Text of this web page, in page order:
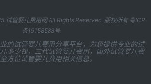
试管婴儿费用网All Rights Reserved. 版权所有 粤ICP
备19158588号
的试管婴儿费用分享平台，为您提供专业的试
多少钱，三代试管婴儿费用，国外试管婴儿费
方位试管婴儿费用相关信息。